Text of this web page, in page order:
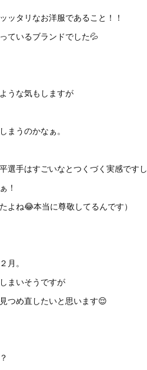
ッタリなお洋服であること！！
ているブランドでした💦
うな気もしますが
まうのかなぁ。
選手はすごいなとつくづく実感ですし
！
よね😂本当に尊敬してるんです）
月。
まいそうですが
つめ直したいと思います😌